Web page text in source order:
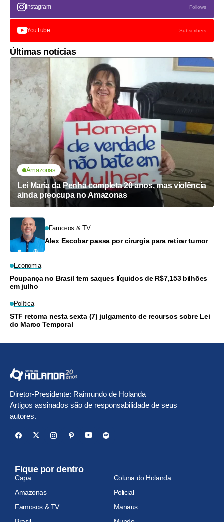
Instagram Follows
YouTube Subscribers
Últimas notícias
Amazonas
Lei Maria da Penha completa 20 anos, mas violência
ainda preocupa no Amazonas
Famosos & TV
Alex Escobar passa por cirurgia para retirar tumor
Economia
Poupança no Brasil tem saques líquidos de R$7,153 bilhões
em julho
Política
STF retoma nesta sexta (7) julgamento de recursos sobre Lei
do Marco Temporal
Diretor-Presidente: Raimundo de Holanda
Artigos assinados são de responsabilidade de seus
autores.
Fique por dentro
Capa
Coluna do Holanda
Amazonas
Policial
Famosos & TV
Manaus